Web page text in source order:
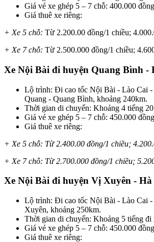
Giá vé xe ghép 5 – 7 chỗ: 400.000
Giá thuê xe riêng:
+ Xe 5 chỗ: Từ 2.200.00 đồng/1 chiều;
+ Xe 7 chỗ: Từ 2.500.000 đồng/1 chiều;
Xe Nội Bài đi huyện Quang Bình -
Lộ trình: Đi cao tốc Nội Bài - Lào Cai -
Quang - Quang Bình, khoảng 240km.
Thời gian di chuyển: Khoảng 4 tiếng
Giá vé xe ghép 5 – 7 chỗ: 450.000
Giá thuê xe riêng:
+ Xe 5 chỗ: Từ 2.400.00 đồng/1 chiều;
+ Xe 7 chỗ: Từ 2.700.000 đồng/1 chiều;
Xe Nội Bài đi huyện Vị Xuyên -
Lộ trình: Đi cao tốc Nội Bài - Lào Cai
Xuyên, khoảng 250km.
Thời gian di chuyển: Khoảng 5 tiếng đi
Giá vé xe ghép 5 – 7 chỗ: 450.000
Giá thuê xe riêng: